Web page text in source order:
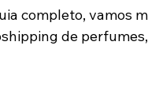
completo, vamos
de